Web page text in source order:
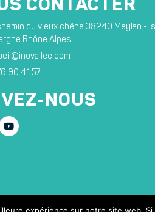
CONTACTER
du vieux chêne 38240 Meylan -
Rhône Alpes
90 41 57
NOUS